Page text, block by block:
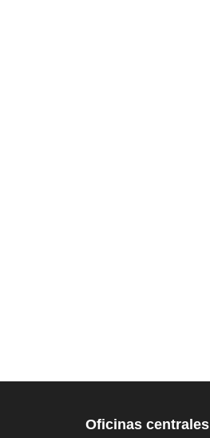
Oficinas centrales